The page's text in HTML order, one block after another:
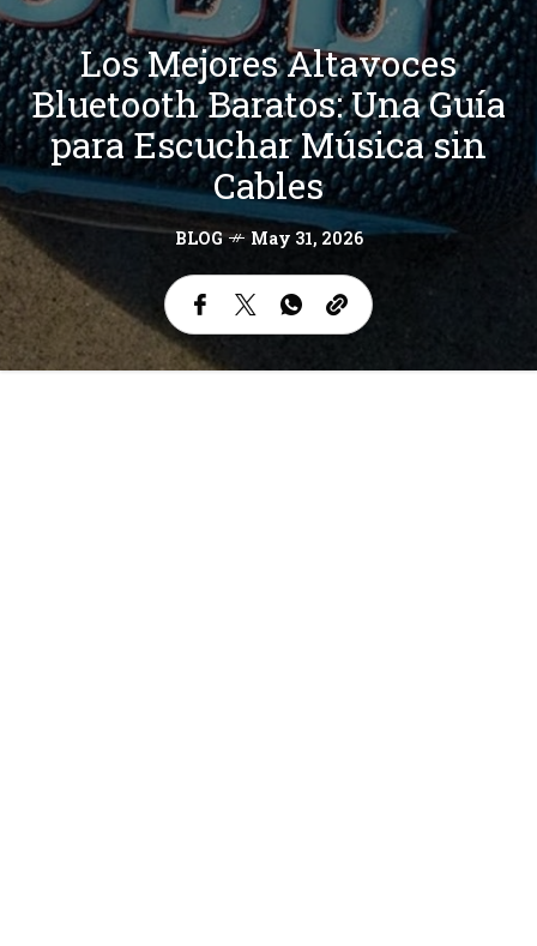
Los Mejores Altavoces
Bluetooth Baratos: Una Guía
para Escuchar Música sin
Cables
BLOG May 31, 2026